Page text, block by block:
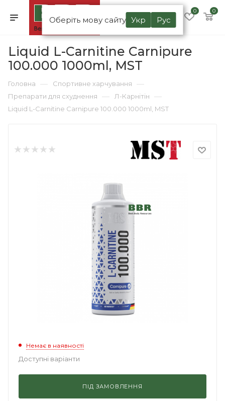
Оберіть мову сайту Укр Рус
0 0
Liquid L-Carnitine Carnipure
100.000 1000ml, MST
Головна — Спортивне харчування —
Препарати для схуднення — Л-Карнітін —
Liquid L-Carnitine Carnipure 100.000 1000ml, MST
Немає в наявності
Доступні варіанти
ПІД ЗАМОВЛЕННЯ